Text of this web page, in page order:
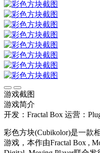
游戏截图
游戏简介
开发：Fractal Box 运营：
彩色方块(Cubikolor)是一款
游戏，本作由Fractal Box ,